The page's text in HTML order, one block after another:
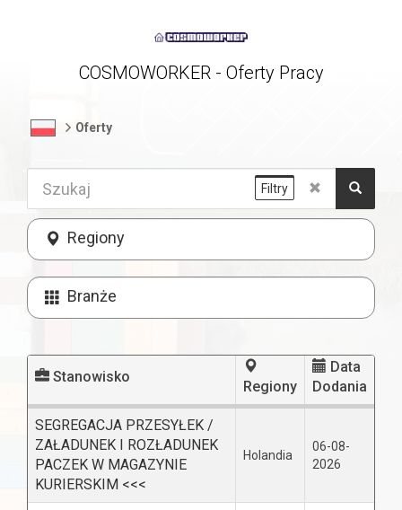
COSMOWORKER - Oferty Pracy
Oferty
Regiony
Branże
Filtry
Stanowisko
Regiony
Data
Dodania
SEGREGACJA PRZESYŁEK /
ZAŁADUNEK I ROZŁADUNEK
PACZEK W MAGAZYNIE
KURIERSKIM <<<
Holandia
06-08-
2026